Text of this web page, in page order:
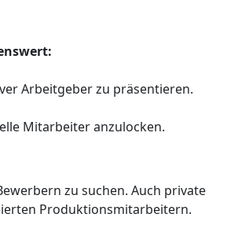
Arbeitgeber zu präsentieren.
Mitarbeiter anzulocken.
zu suchen. Auch private
Produktionsmitarbeitern.